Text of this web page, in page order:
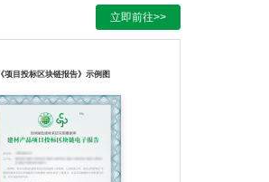
立即前往>>
《项目投标区块链报告》示例图